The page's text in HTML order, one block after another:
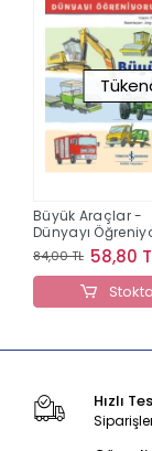
Büyük Araçlar -
Dünyayı
84,00 TL 58,80
Hızlı